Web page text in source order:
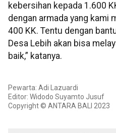
kebersihan kepada 1.600
dengan armada yang kami
400 KK. Tentu dengan
Desa Lebih akan bisa
baik,” katanya.
Pewarta: Adi Lazuardi
Editor: Widodo Suyamto Jusuf
Copyright © ANTARA BALI 2023